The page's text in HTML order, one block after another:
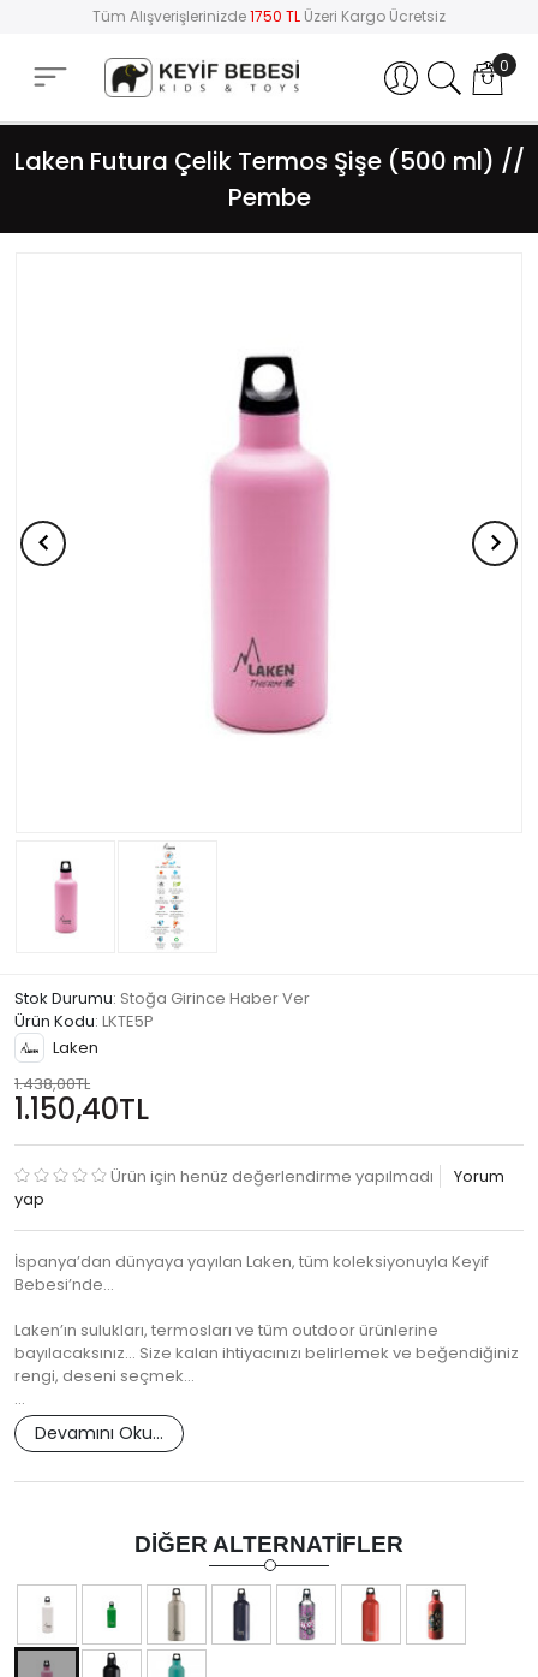
Tüm Alışverişlerinizde1750 TL Üzeri Kargo Ücretsiz
Hesabım 0
Laken Futura Çelik Termos Şişe (500 ml) //
Pembe
Stok Durumu: Stoğa Girince Haber Ver
Ürün Kodu: LKTE5P
Laken
1.438,00TL
1.150,40TL
Ürün için henüz değerlendirme yapılmadı
Yorum
yap
İspanya’dan dünyaya yayılan Laken, tüm koleksiyonuyla Keyif
Bebesi’nde…
Laken’ın sulukları, termosları ve tüm outdoor ürünlerine
bayılacaksınız… Size kalan ihtiyacınızı belirlemek ve beğendiğiniz
rengi, deseni seçmek…
…
Devamını Oku...
DIĞER ALTERNATIFLER